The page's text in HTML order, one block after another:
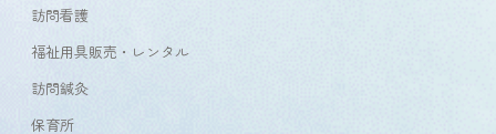
訪問看護
福祉用具販売・レンタル
訪問鍼灸
保育所